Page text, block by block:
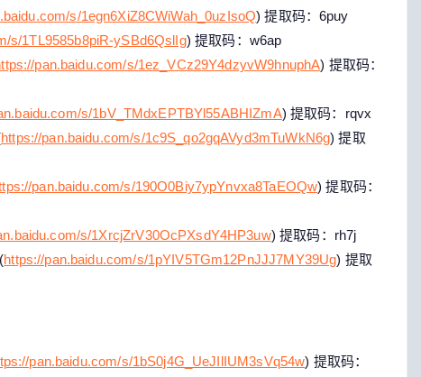
s/1egn6XiZ8CWiWah_0uzIsoQ) 提取码：6puy
s/1TL9585b8piR-ySBd6QslIg) 提取码：w6ap
pan.baidu.com/s/1ez_VCz29Y4dzyvW9hnuphA) 提取码：
s/1bV_TMdxEPTBYl55ABHIZmA) 提取码：rqvx
https://pan.baidu.com/s/1c9S_qo2gqAVyd3mTuWkN6g) 提取
pan.baidu.com/s/190O0Biy7ypYnvxa8TaEOQw) 提取码：
s/1XrcjZrV30OcPXsdY4HP3uw) 提取码：rh7j
https://pan.baidu.com/s/1pYIV5TGm12PnJJJ7MY39Ug) 提取
pan.baidu.com/s/1bS0j4G_UeJIlIUM3sVq54w) 提取码：